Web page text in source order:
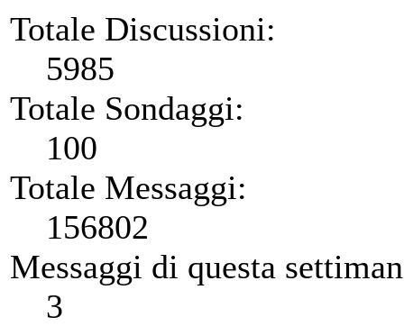
Totale Discussioni:
5985
Totale Sondaggi:
100
Totale Messaggi:
156802
Messaggi di questa
3